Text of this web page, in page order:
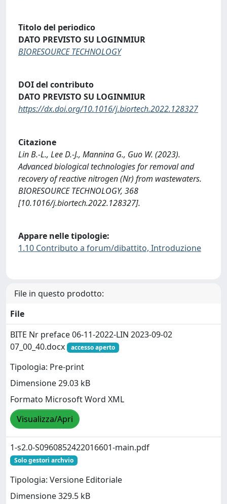
Titolo del periodico
DATO PREVISTO SU LOGINMIUR
BIORESOURCE TECHNOLOGY
DOI del contributo
DATO PREVISTO SU LOGINMIUR
https://dx.doi.org/10.1016/j.biortech.2022.128327
Citazione
Lin B.-L., Lee D.-J., Mannina G., Guo W. (2023).
Advanced biological technologies for removal and
recovery of reactive nitrogen (Nr) from wastewaters.
BIORESOURCE TECHNOLOGY, 368
[10.1016/j.biortech.2022.128327].
Appare nelle tipologie:
1.10 Contributo a forum/dibattito, Introduzione
File in questo prodotto:
File
BITE Nr preface 06-11-2022-LIN 2023-09-02
07_00_40.docx
accesso aperto
Tipologia: Pre-print
Dimensione 29.03 kB
Formato Microsoft Word XML
Visualizza/Apri
1-s2.0-S0960852422016601-main.pdf
Solo gestori archvio
Tipologia: Versione Editoriale
Dimensione 329.5 kB